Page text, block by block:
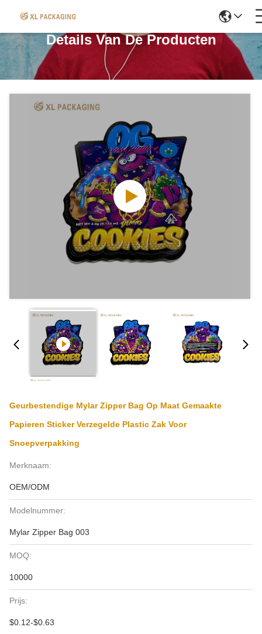
Details Van De Producten
Geurbestendige Mylar Zipper Bag Op Maat Gemaakte
Papieren Sticker Verzegelde Plastic Zak Voor
Snoepverpakking
Merknaam:
OEM/ODM
Modelnummer:
Mylar Zipper Bag 003
MOQ:
10000
Prijs:
$0.12-$0.63